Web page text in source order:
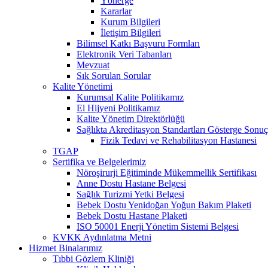
Kararlar
Kurum Bilgileri
İletişim Bilgileri
Bilimsel Katkı Başvuru Formları
Elektronik Veri Tabanları
Mevzuat
Sık Sorulan Sorular
Kalite Yönetimi
Kurumsal Kalite Politikamız
El Hijyeni Politikamız
Kalite Yönetim Direktörlüğü
Sağlıkta Akreditasyon Standartları Gösterge
Fizik Tedavi ve Rehabilitasyon Hastanesi
TGAP
Sertifika ve Belgelerimiz
Nöroşirurji Eğitiminde Mükemmellik Sertifikası
Anne Dostu Hastane Belgesi
Sağlık Turizmi Yetki Belgesi
Bebek Dostu Yenidoğan Yoğun Bakım Plaketi
Bebek Dostu Hastane Plaketi
ISO 50001 Enerji Yönetim Sistemi Belgesi
KVKK Aydınlatma Metni
Hizmet Binalarımız
Tıbbi Gözlem Kliniği